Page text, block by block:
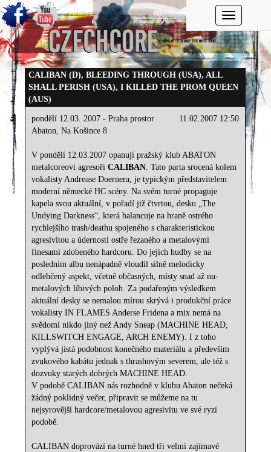
Toggle
CALIBAN (D), BLEEDING THROUGH (USA), ALL
SHALL PERISH (USA), I KILLED THE PROM QUEEN
(AUS)
11.02.2007 12:50
pondělí 12.03. 2007 - Praha prostor
Abaton, Na Košince 8
V pondělí 12.03.2007 opanují pražský klub ABATON
metalcoreoví agresořiCALIBAN. Tato parta srocená kolem
vokalisty Andrease Doernera, je typickým představitelem
moderní německé HC scény. Na svém turné propaguje
kapela svou aktuální, v pořadí již čtvrtou, desku „The
Undying Darkness“, která balancuje na hraně ostrého
rychlejšího trash/deathu spojeného s charakteristickou
agresivitou a úderností ostře řezaného a metalovými
finesami zdobeného hardcoru. Do jejich hudby se na
posledním albu nenápadně vloudil silně melodicky
odlehčený aspekt, včetně občasných, místy snad až nu-
metalových líbivých poloh. Za podařeným výsledkem
aktuální desky se nemalou mírou skrývá i produkční práce
vokalisty IN FLAMES Anderse Fridena a mix nemá na
svědomí nikdo jiný než Andy Sneap (MACHINE HEAD,
KILLSWITCH ENGAGE, ARCH ENEMY). I z toho
vyplývá jistá podobnost konečného materiálu a především
zvukového kabátu jednak s thrashovým severem, ale též s
dozvuky starých dobrých MACHINE HEAD.
V podobě CALIBAN nás rozhodně v klubu Abaton nečeká
žádný poklidný večer, připravit se můžeme na tu
nejsyrovější hardcore/metalovou agresivitu ve své ryzí
podobě.
CALIBAN doprovází na turné hned tři velmi zajímavé